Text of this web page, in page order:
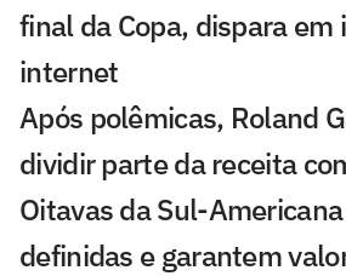
final da Copa, dispara em
internet
Após polêmicas, Roland
dividir parte da receita
Oitavas da Sul-
definidas e garantem